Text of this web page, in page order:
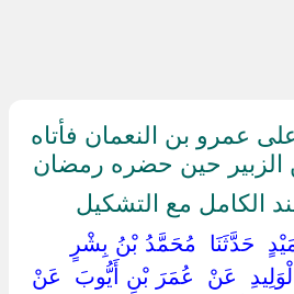
عمرو بن النعمان فأتاه
حين حضره رمضان
الكامل مع التشكيل
‏حَدَّثَنَا ‏ ‏مُحَمَّدُ بْنُ بِشْرٍ
الْوَلِيدِ ‏ ‏عَنْ ‏ ‏عُمَرَ بْنِ أَيُّوبَ ‏ ‏عَنْ